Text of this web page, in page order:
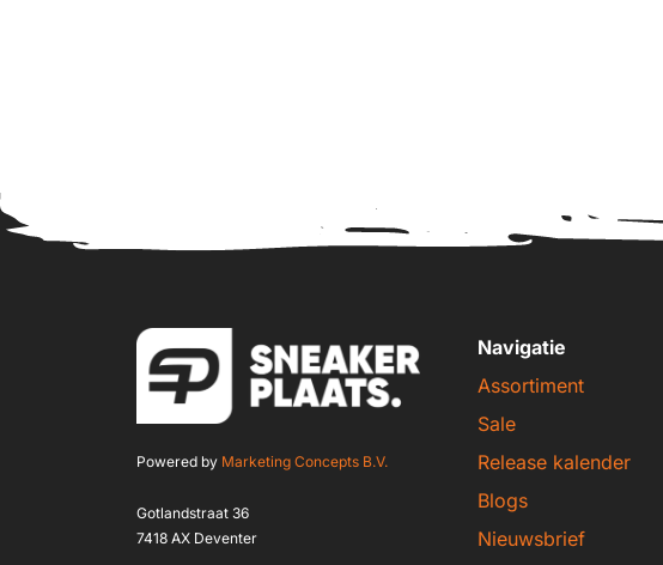
Powered by Marketing Concepts B.V.
Gotlandstraat 36
7418 AX Deventer
Navigatie
Assortiment
Sale
Release kalender
Blogs
Nieuwsbrief